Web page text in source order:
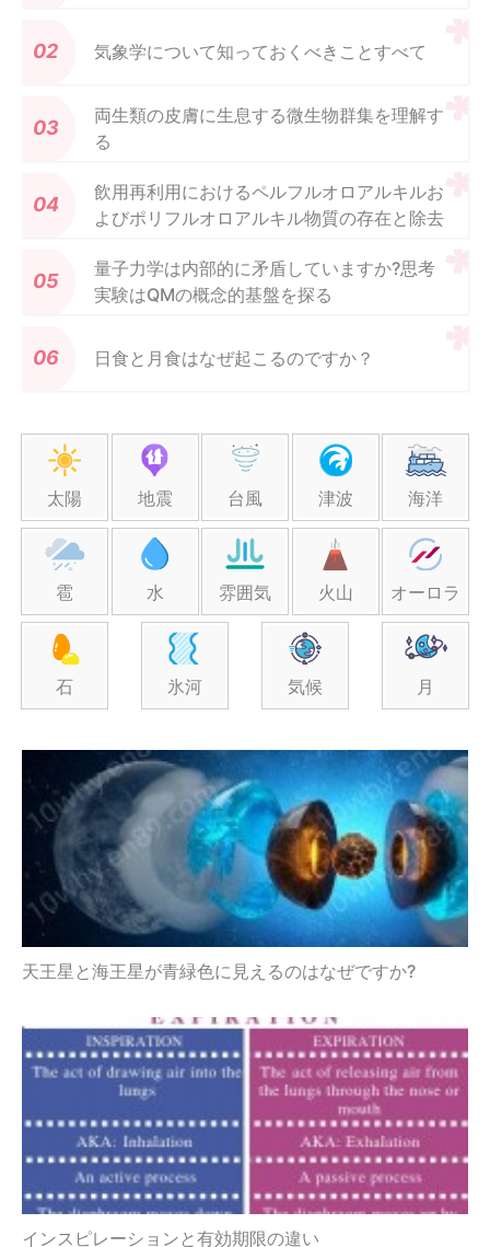
気象学について知っておくべきことすべて
両生類の皮膚に生息する微生物群集を理解す
る
飲用再利用におけるペルフルオロアルキルお
よびポリフルオロアルキル物質の存在と除去
量子力学は内部的に矛盾していますか?思考
実験はQMの概念的基盤を探る
日食と月食はなぜ起こるのですか？
太陽 地震 台風 津波 海洋
雹 水 雰囲気 火山 オーロラ
石 氷河 気候 月
天王星と海王星が青緑色に見えるのはなぜですか?
インスピレーションと有効期限の違い